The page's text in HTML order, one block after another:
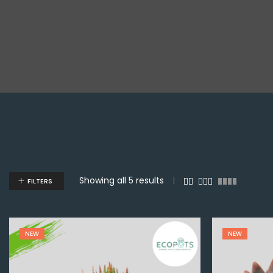
Showing all 5 results
FILTERS
NEW NEW